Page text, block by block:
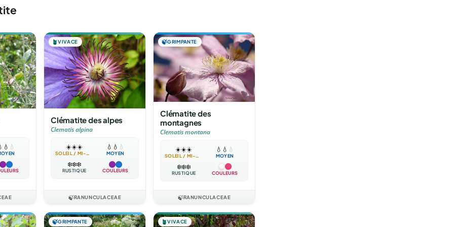
💧 💧
🪴VIVACE
Clématite des alpes
Clematis alpina
☀️☀️☀️
SOLEIL / MI-OMBRE
💧 💧 💧
MOYEN
❄️❄️❄️
RUSTIQUE COULEURS
🍃RANUNCULACEAE
🍃GRIMPANTE
Clématite des
montagnes
Clematis montana
☀️☀️☀️
SOLEIL / MI-OMBRE
💧 💧 💧
MOYEN
❄️❄️❄️
RUSTIQUE COULEURS
🍃RANUNCULACEAE
🍃GRIMPANTE 🪴VIVACE